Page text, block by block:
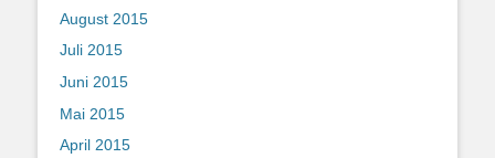
August 2015
Juli 2015
Juni 2015
Mai 2015
April 2015